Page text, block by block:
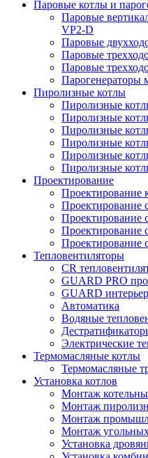
Паровые котлы и
Паровые
VP2-D
Паровые
Паровые
Паровые
Парогенераторы
Пиролизные котлы
Пиролизные
Пиролизные
Пиролизные
Пиролизные
Пиролизные
Пиролизные
Проектирование
Проектирование
Проектирование
Проектирование
Проектирование
Проектирование
Тепловентиляторы
CR
GUARD PRO
GUARD
Автоматика
Водяные
Электрические
Термомасляные котлы
Термомасляные
Установка котлов
Монтаж
Монтаж
Монтаж
Монтаж
Установка